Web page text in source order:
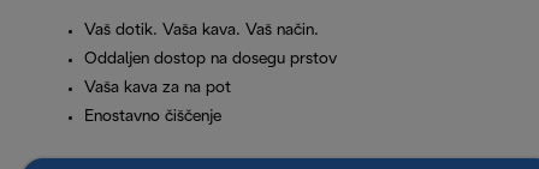
Vaš dotik. Vaša kava. Vaš način.
Oddaljen dostop na dosegu prstov
Vaša kava za na pot
Enostavno čiščenje